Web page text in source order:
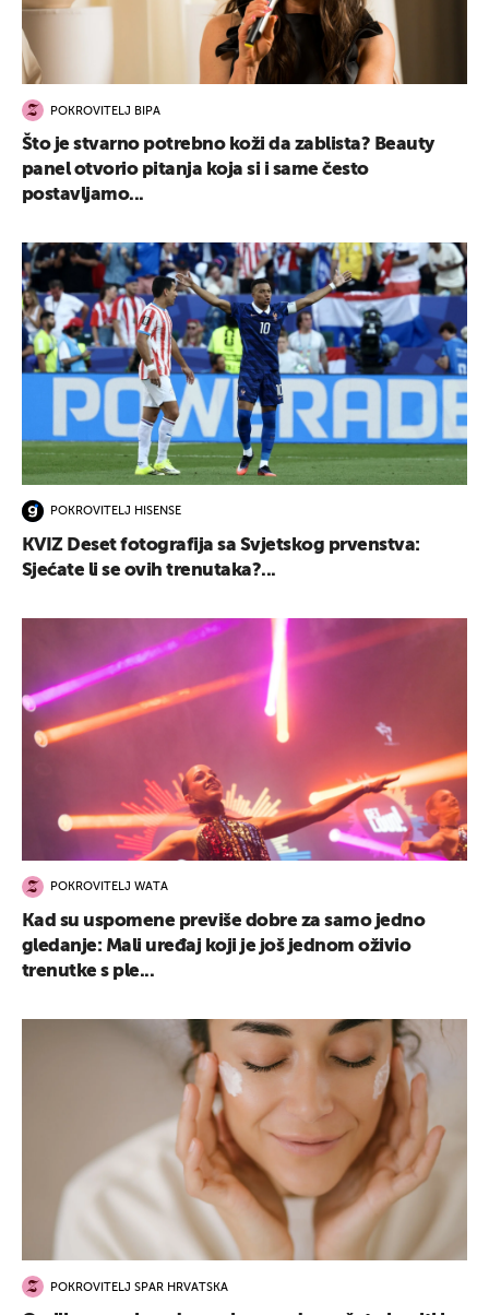
POKROVITELJ BIPA
Što je stvarno potrebno koži da zablista? Beauty
panel otvorio pitanja koja si i same često
postavljamo...
POKROVITELJ HISENSE
KVIZ Deset fotografija sa Svjetskog prvenstva:
Sjećate li se ovih trenutaka?...
POKROVITELJ WATA
Kad su uspomene previše dobre za samo jedno
gledanje: Mali uređaj koji je još jednom oživio
trenutke s ple...
POKROVITELJ SPAR HRVATSKA